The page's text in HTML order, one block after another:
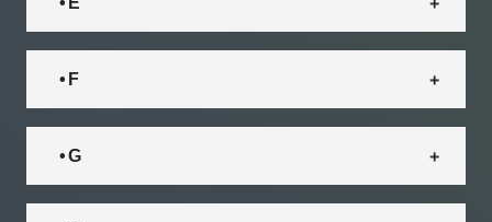
• F
• G